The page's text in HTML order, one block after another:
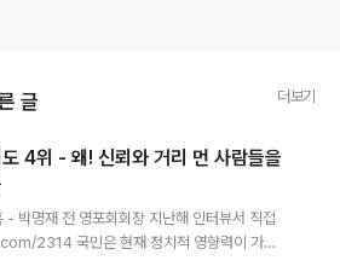
글 더보기
4위 - 왜! 신뢰와 거리 먼 사람들을
박명재 전 영포회회장 지난해 인터뷰서 직접
2314 국민은 현재 정치적 영향력이 가장